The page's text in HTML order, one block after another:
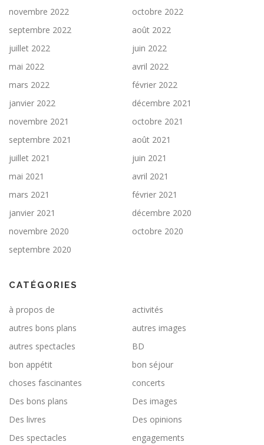
novembre 2022
octobre 2022
septembre 2022
août 2022
juillet 2022
juin 2022
mai 2022
avril 2022
mars 2022
février 2022
janvier 2022
décembre 2021
novembre 2021
octobre 2021
septembre 2021
août 2021
juillet 2021
juin 2021
mai 2021
avril 2021
mars 2021
février 2021
janvier 2021
décembre 2020
novembre 2020
octobre 2020
septembre 2020
CATÉGORIES
à propos de
activités
autres bons plans
autres images
autres spectacles
BD
bon appétit
bon séjour
choses fascinantes
concerts
Des bons plans
Des images
Des livres
Des opinions
Des spectacles
engagements